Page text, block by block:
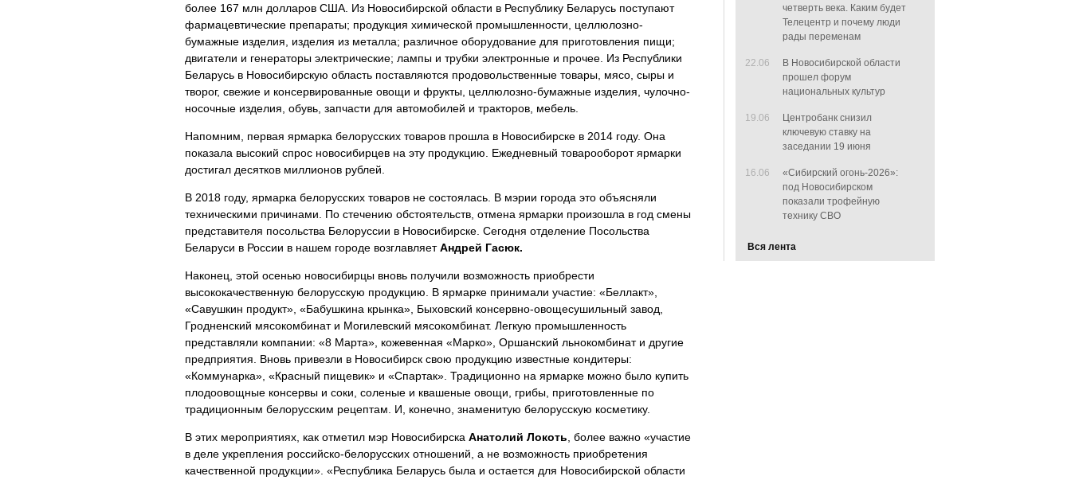
более 167 млн долларов США. Из Новосибирской области в Республику Беларусь поступают
фармацевтические препараты; продукция химической промышленности, целлюлозно-
бумажные изделия, изделия из металла; различное оборудование для приготовления пищи;
двигатели и генераторы электрические; лампы и трубки электронные и прочее. Из Республики
Беларусь в Новосибирскую область поставляются продовольственные товары, мясо, сыры и
творог, свежие и консервированные овощи и фрукты, целлюлозно-бумажные изделия, чулочно-
носочные изделия, обувь, запчасти для автомобилей и тракторов, мебель.
Напомним, первая ярмарка белорусских товаров прошла в Новосибирске в 2014 году. Она
показала высокий спрос новосибирцев на эту продукцию. Ежедневный товарооборот ярмарки
достигал десятков миллионов рублей.
В 2018 году, ярмарка белорусских товаров не состоялась. В мэрии города это объясняли
техническими причинами. По стечению обстоятельств, отмена ярмарки произошла в год смены
представителя посольства Белоруссии в Новосибирске. Сегодня отделение Посольства
Беларуси в России в нашем городе возглавляетАндрей Гасюк.
Наконец, этой осенью новосибирцы вновь получили возможность приобрести
высококачественную белорусскую продукцию. В ярмарке принимали участие: «Беллакт»,
«Савушкин продукт», «Бабушкина крынка», Быховский консервно-овощесушильный завод,
Гродненский мясокомбинат и Могилевский мясокомбинат. Легкую промышленность
представляли компании: «8 Марта», кожевенная «Марко», Оршанский льнокомбинат и другие
предприятия. Вновь привезли в Новосибирск свою продукцию известные кондитеры:
«Коммунарка», «Красный пищевик» и «Спартак». Традиционно на ярмарке можно было купить
плодоовощные консервы и соки, соленые и квашеные овощи, грибы, приготовленные по
традиционным белорусским рецептам. И, конечно, знаменитую белорусскую косметику.
В этих мероприятиях, как отметил мэр Новосибирска Анатолий Локоть , более важно «участие
в деле укрепления российско-белорусских отношений, а не возможность приобретения
качественной продукции». «Республика Беларусь была и остается для Новосибирской области
четверть века. Каким будет
Телецентр и почему люди
рады переменам
22.06
В Новосибирской области
прошел форум
национальных культур
19.06
Центробанк снизил
ключевую ставку на
заседании 19 июня
16.06
«Сибирский огонь-2026»:
под Новосибирском
показали трофейную
технику СВО
Вся лента